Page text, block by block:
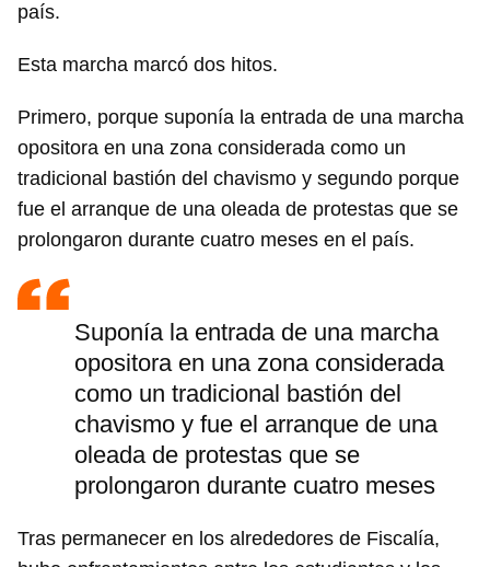
país.
Esta marcha marcó dos hitos.
Primero, porque suponía la entrada de una marcha
opositora en una zona considerada como un
tradicional bastión del chavismo y segundo porque
fue el arranque de una oleada de protestas que se
prolongaron durante cuatro meses en el país.
Suponía la entrada de una marcha
opositora en una zona considerada
como un tradicional bastión del
chavismo y fue el arranque de una
oleada de protestas que se
prolongaron durante cuatro meses
Tras permanecer en los alrededores de Fiscalía,